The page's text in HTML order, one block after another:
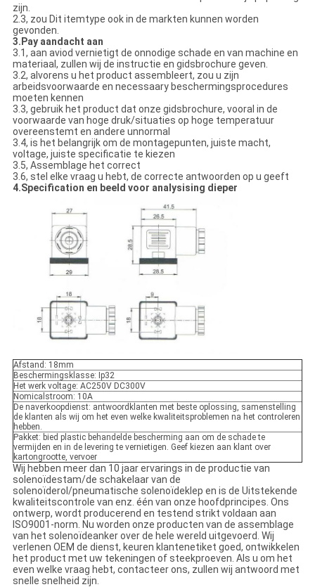
zijn.
2.3, zou Dit itemtype ook in de markten kunnen worden
gevonden.
3.Pay aandacht aan
3.1, aan aviod vernietigt de onnodige schade en van machine en
materiaal, zullen wij de instructie en gidsbrochure geven.
3.2, alvorens u het product assembleert, zou u zijn
arbeidsvoorwaarde en necessaary beschermingsprocedures
moeten kennen
3.3, gebruik het product dat onze gidsbrochure, vooral in de
voorwaarde van hoge druk/situaties op hoge temperatuur
overeenstemt en andere unnormal
3.4, is het belangrijk om de montagepunten, juiste macht,
voltage, juiste specificatie te kiezen
3.5, Assemblage het correct
3.6, stel elke vraag u hebt, de correcte antwoorden op u geeft
4.Specification en beeld voor analysising dieper
Afstand: 18mm
Beschermingsklasse: Ip32
Het werk voltage: AC250V DC300V
Nomicalstroom: 10A
De naverkoopdienst: antwoordklanten met beste oplossing, samenstelling
de klanten als wij om het even welke kwaliteitsproblemen na het controleren
hebben.
Pakket: bied plastic behandelde bescherming aan om de schade te
vermijden en in de levering te vernietigen. Geef kiezen aan klant over
kartongrootte, vervoer
Wij hebben meer dan 10 jaar ervarings in de productie van
solenoïdestam/de schakelaar van de
solenoïderol/pneumatische solenoïdeklep en is de Uitstekende
kwaliteitscontrole van enz. één van onze hoofdprincipes. Ons
ontwerp, wordt producerend en testend strikt voldaan aan
ISO9001-norm. Nu worden onze producten van de assemblage
van het solenoïdeanker over de hele wereld uitgevoerd. Wij
verlenen OEM de dienst, keuren klantenetiket goed, ontwikkelen
het product met uw tekeningen of steekproeven. Als u om het
even welke vraag hebt, contacteer ons, zullen wij antwoord met
snelle snelheid zijn.